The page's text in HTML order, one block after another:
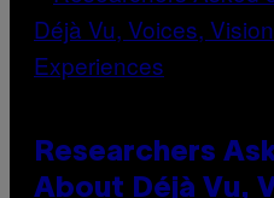
Researchers
About Déjà Vu,